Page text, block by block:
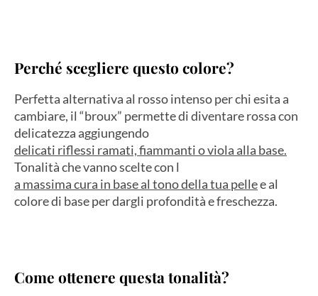
Perché scegliere questo colore?
Perfetta alternativa al rosso intenso per chi esita a
cambiare, il “broux” permette di diventare rossa con
delicatezza aggiungendo
delicati riflessi ramati, fiammanti o viola alla base.
Tonalità che vanno scelte con l
a massima cura in base al tono della tua pellee al
colore di base per dargli profondità e freschezza.
Come ottenere questa tonalità?